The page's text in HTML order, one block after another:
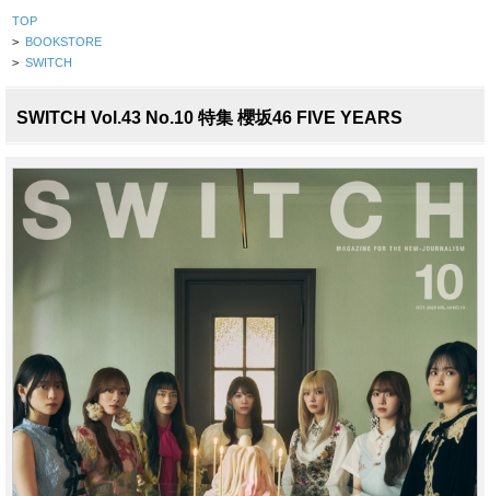
TOP
> BOOKSTORE
> SWITCH
SWITCH Vol.43 No.10 特集 櫻坂46 FIVE YEARS